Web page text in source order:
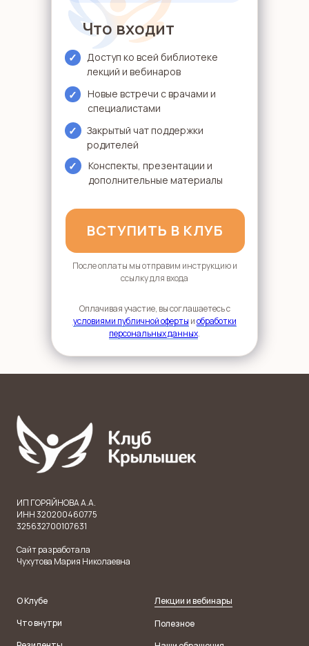
Что входит
✓
Доступ ко всей библиотеке
лекций и вебинаров
✓
Новые встречи с врачами и
специалистами
✓
Закрытый чат поддержки
родителей
✓
Конспекты, презентации и
дополнительные материалы
ВСТУПИТЬ В КЛУБ
После оплаты мы отправим инструкцию и
ссылку для входа
Оплачивая участие, вы соглашаетесь с
условиями публичной оферты иобработки
персональных данных.
ИП ГОРЯЙНОВА А.А.
ИНН 320200460775
325632700107631
Сайт разработала
Чухутова Мария Николаевна
О Клубе
Что внутри
Лекции и вебинары
Полезное